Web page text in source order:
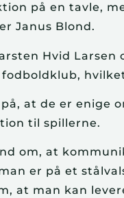
på en tavle,
Janus Blond.
Hvid
at de er enige
til spillerne.
om, at
er på et
at man kan